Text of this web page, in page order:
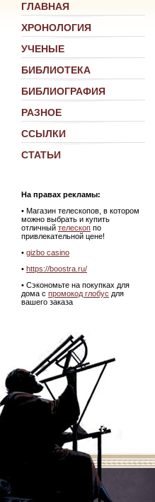
ГЛАВНАЯ
ХРОНОЛОГИЯ
УЧЕНЫЕ
БИБЛИОТЕКА
БИБЛИОГРАФИЯ
РАЗНОЕ
ССЫЛКИ
СТАТЬИ
На правах рекламы:
• Магазин телескопов, в котором
можно выбрать и купить
отличный телескоп по
привлекательной цене!
• gizbo casino
• https://boostra.ru/
• Сэкономьте на покупках для
дома с промокод глобус для
вашего заказа